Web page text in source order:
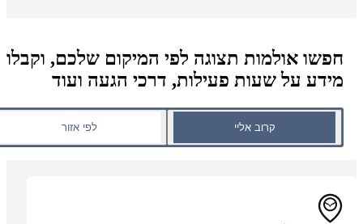
חפשו אולמות תצוגה לפי המיקום שלכם, וקבלו
מידע על שעות פעילות, דרכי הגעה ועוד
קרוב אליי לפי אזור